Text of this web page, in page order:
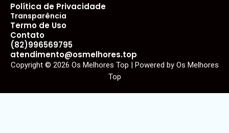
Política de Privacidade
Transparência
Termo de Uso
Contato
(82)996569795
atendimento@osmelhores.top
Copyright © 2026 Os Melhores Top | Powered by Os Melhores
Top